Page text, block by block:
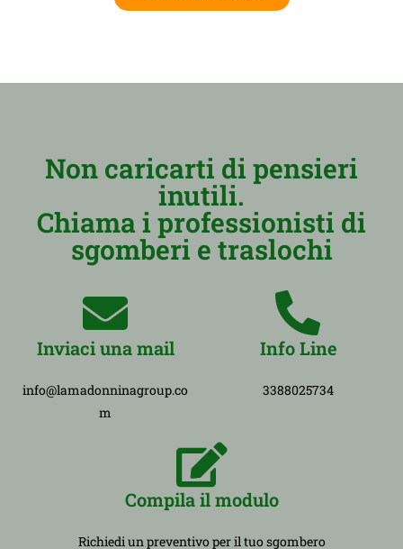
Non caricarti di pensieri
inutili.
Chiama i professionisti di
sgomberi e traslochi
Inviaci una mail
info@lamadonninagroup.co
m
Info Line
3388025734
Compila il modulo
Richiedi un preventivo per il tuo sgombero